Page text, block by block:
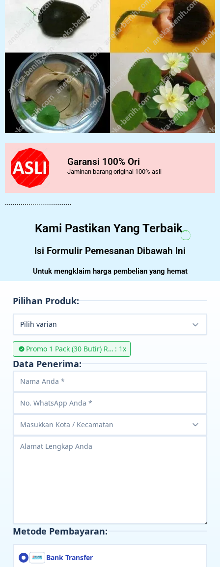
Garansi 100% Ori
Jaminan barang original 100% asli
..................................
Kami Pastikan Yang Terbaik
Isi Formulir Pemesanan Dibawah Ini
Untuk mengklaim harga pembelian yang hemat
Pilihan Produk:
Pilih varian
Promo 1 Pack (30 Butir) Rp.
129.000
: 1x
Data Penerima:
Masukkan Kota / Kecamatan
Metode Pembayaran:
Bank Transfer